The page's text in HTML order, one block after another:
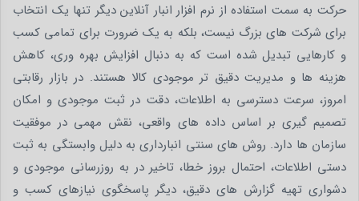
حرکت به سمت استفاده از نرم افزار انبار آنلاین دیگر تنها یک انتخاب
برای شرکت های بزرگ نیست، بلکه به یک ضرورت برای تمامی کسب
و کارهایی تبدیل شده است که به دنبال افزایش بهره وری، کاهش
هزینه ها و مدیریت دقیق تر موجودی کالا هستند. در بازار رقابتی
امروز، سرعت دسترسی به اطلاعات، دقت در ثبت موجودی و امکان
تصمیم گیری بر اساس داده های واقعی، نقش مهمی در موفقیت
سازمان ها دارد. روش های سنتی انبارداری به دلیل وابستگی به ثبت
دستی اطلاعات، احتمال بروز خطا، تاخیر در به روزرسانی موجودی و
دشواری تهیه گزارش های دقیق، دیگر پاسخگوی نیازهای کسب و